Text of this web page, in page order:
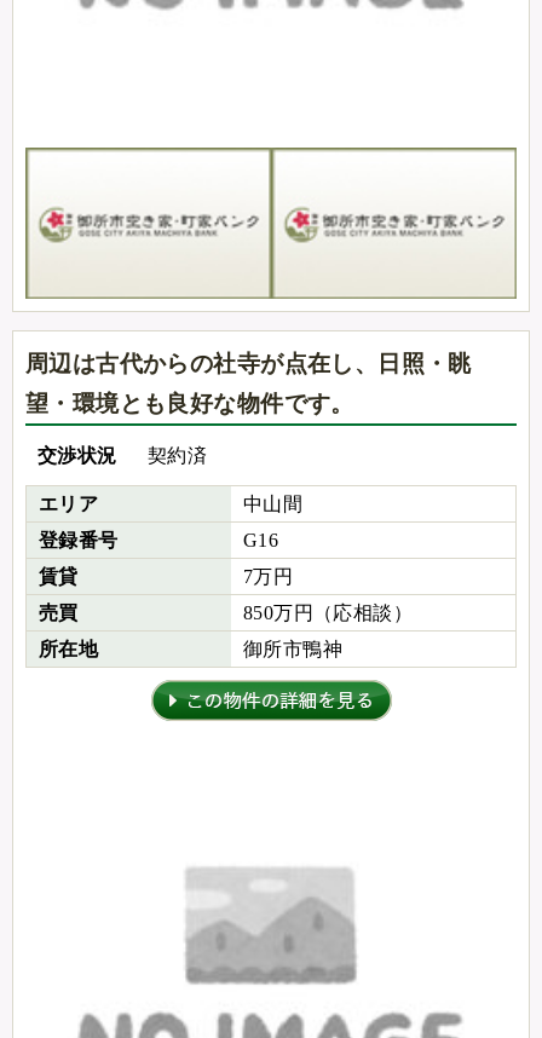
周辺は古代からの社寺が点在し、日照・眺
望・環境とも良好な物件です。
交渉状況 契約済
エリア
中山間
登録番号
G16
賃貸
7万円
売買
850万円（応相談）
所在地
御所市鴨神